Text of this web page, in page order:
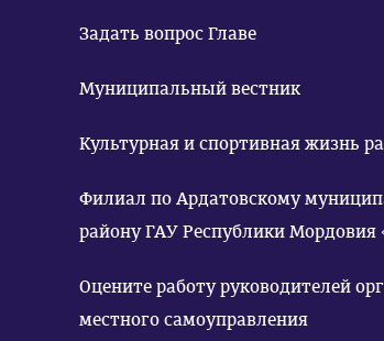
Задать вопрос Главе
Муниципальный вестник
Культурная и спортивная жизнь
Филиал по Ардатовскому
району ГАУ Республики
Оцените работу руководителей
местного самоуправления